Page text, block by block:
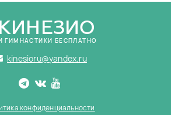
КИНЕЗИО
ГИМНАСТИКИ БЕСПЛАТНО
kinesioru@yandex.ru
конфиденциальности